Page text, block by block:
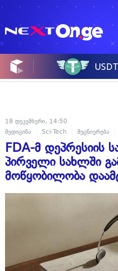
18 დეკემბერი, 14:50
მედიცინა
Sci-Tech მეცნიერება
FDA-მ დეპრესიის
პირველი სახლში
მოწყობილობა